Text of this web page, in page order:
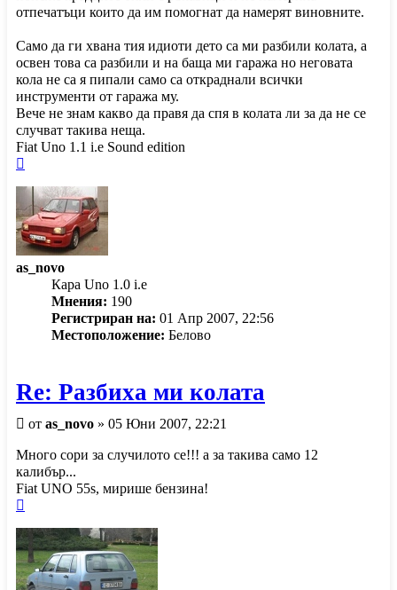
отпечатъци които да им помогнат да намерят виновните.
Само да ги хвана тия идиоти дето са ми разбили колата, а
освен това са разбили и на баща ми гаража но неговата
кола не са я пипали само са откраднали всички
инструменти от гаража му.
Вече не знам какво да правя да спя в колата ли за да не се
случват такива неща.
Fiat Uno 1.1 i.e Sound edition
в
началото
as_novo
Кара Uno 1.0 i.e
Мнения: 190
Регистриран на: 01 Апр 2007, 22:56
Местоположение: Белово
Re: Разбиха ми колата
Мнение
от as_novo » 05 Юни 2007, 22:21
Много сори за случилото се!!! а за такива само 12
калибър...
Fiat UNO 55s, мирише бензина!
в
началото